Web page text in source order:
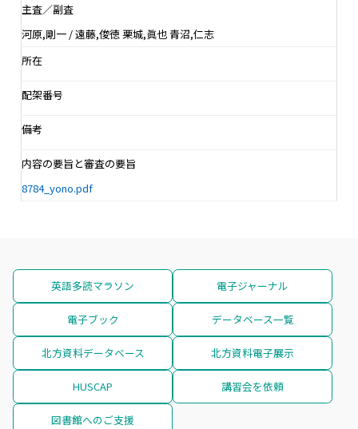
主査／副査
河原,剛一 / 遠藤,俊徳 栗城,眞也 青沼,仁志
所在
配架番号
備考
内容の要旨と審査の要旨
8784_yono.pdf
英語多読マラソン 電子ジャーナル
電子ブック データベース一覧
北方資料データベース 北方資料電子展示
HUSCAP 講習会を依頼
図書館へのご支援